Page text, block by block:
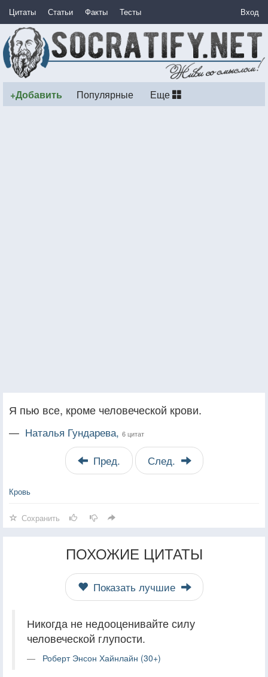
Цитаты Статьи Факты Тесты Вход
+Добавить Популярные Еще
Я пью все, кроме человеческой крови.
— Наталья Гундарева, 6 цитат
Пред. След.
Кровь
Сохранить
ПОХОЖИЕ ЦИТАТЫ
Показать лучшие
Никогда не недооценивайте силу
человеческой глупости.
Роберт Энсон Хайнлайн (30+)